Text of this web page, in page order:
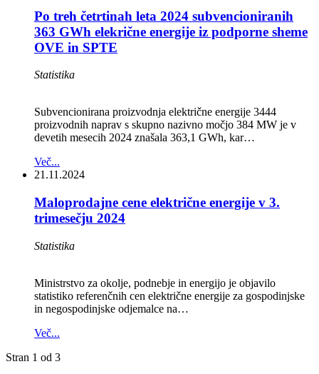
Po treh četrtinah leta 2024 subvencioniranih
363 GWh elekrične energije iz podporne sheme
OVE in SPTE
Statistika
Subvencionirana proizvodnja električne energije 3444
proizvodnih naprav s skupno nazivno močjo 384 MW je v
devetih mesecih 2024 znašala 363,1 GWh, kar…
Več...
21.11.2024
Maloprodajne cene električne energije v 3.
trimesečju 2024
Statistika
Ministrstvo za okolje, podnebje in energijo je objavilo
statistiko referenčnih cen električne energije za gospodinjske
in negospodinjske odjemalce na…
Več...
Stran 1 od 3